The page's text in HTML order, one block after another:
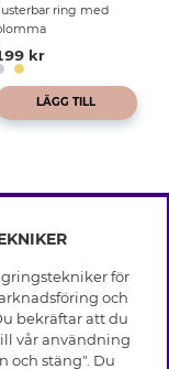
ring med
kr
LÄGG TILL
för
och
bekräftar att du
vår användning
och stäng". Du